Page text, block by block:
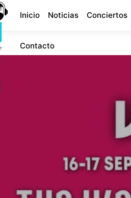
Inicio Noticias Conciertos
Contacto